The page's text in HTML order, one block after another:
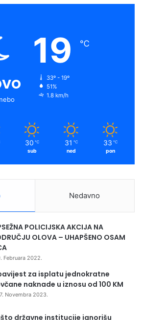
19 ℃
33º - 19º
51%
1.8 km/h
30 ℃
sub
31 ℃
ned
33 ℃
pon
Nedavno
POLICIJSKA AKCIJA NA
OLOVA – UHAPŠENO OSAM
Februara 2022.
za isplatu jednokratne
naknade u iznosu od 100 KM
Novembra 2023.
državne institucije ignorišu